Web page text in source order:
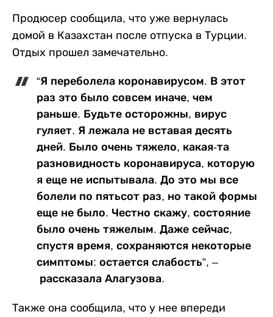
Продюсер сообщила, что уже вернулась
домой в Казахстан после отпуска в Турции.
Отдых прошел замечательно.
“Я переболела коронавирусом. В этот
раз это было совсем иначе, чем
раньше. Будьте осторожны, вирус
гуляет. Я лежала не вставая десять
дней. Было очень тяжело, какая-та
разновидность коронавируса, которую
я еще не испытывала. До это мы все
болели по пятьсот раз, но такой формы
еще не было. Честно скажу, состояние
было очень тяжелым. Даже сейчас,
спустя время, сохраняются некоторые
симптомы: остается слабость”, –
рассказала Алагузова.
Также она сообщила, что у нее впереди